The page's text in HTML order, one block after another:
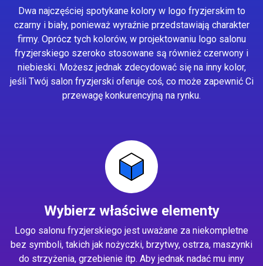
Dwa najczęściej spotykane kolory w logo fryzjerskim to
czarny i biały, ponieważ wyraźnie przedstawiają charakter
firmy. Oprócz tych kolorów, w projektowaniu logo salonu
fryzjerskiego szeroko stosowane są również czerwony i
niebieski. Możesz jednak zdecydować się na inny kolor,
jeśli Twój salon fryzjerski oferuje coś, co może zapewnić Ci
przewagę konkurencyjną na rynku.
Wybierz właściwe elementy
Logo salonu fryzjerskiego jest uważane za niekompletne
bez symboli, takich jak nożyczki, brzytwy, ostrza, maszynki
do strzyżenia, grzebienie itp. Aby jednak nadać mu inny